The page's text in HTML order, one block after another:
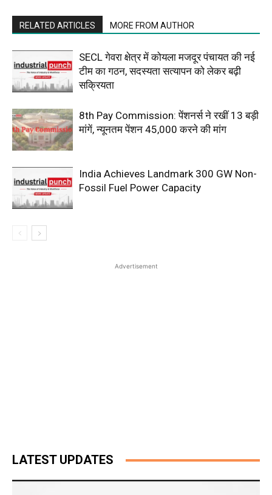
RELATED ARTICLES MORE FROM AUTHOR
SECL गेवरा क्षेत्र में कोयला मजदूर पंचायत की नई
टीम का गठन, सदस्यता सत्यापन को लेकर बढ़ी
सक्रियता
8th Pay Commission: पेंशनर्स ने रखीं 13 बड़ी
मांगें, न्यूनतम पेंशन ₹45,000 करने की मांग
India Achieves Landmark 300 GW Non-
Fossil Fuel Power Capacity
Advertisement
LATEST UPDATES